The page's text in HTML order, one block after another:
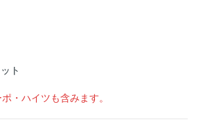
ト
・ハイツも含みます。